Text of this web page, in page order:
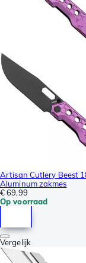
Artisan Cutlery Beest
Aluminum zakmes
€ 69,99
Op voorraad
Vergelijk